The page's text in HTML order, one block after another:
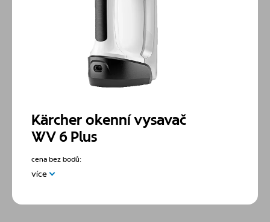
Kärcher okenní vysavač
WV 6 Plus
cena bez bodů:
více
budou vaše okna zářivě čistá, bez šmouh a zbytku